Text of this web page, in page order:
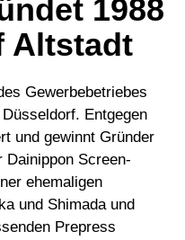
1988
Altstadt
Gewerbebetriebes
Entgegen
und gewinnt Gründer
Dainippon Screen-
ehemaligen
und Shimada und
Prepress